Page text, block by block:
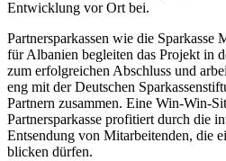
Entwicklung vor Ort bei.
Partnersparkassen wie die Sparkasse
für Albanien begleiten das Projekt in
zum erfolgreichen Abschluss und
eng mit der Deutschen
Partnern zusammen. Eine Win-Win-
Partnersparkasse profitiert durch die
Entsendung von Mitarbeitenden, die
blicken dürfen.